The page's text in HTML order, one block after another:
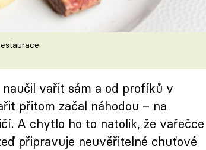
vařit sám a od profíků v
přitom začal náhodou – na
A chytlo ho to natolik, že vařečce
připravuje neuvěřitelné chuťové